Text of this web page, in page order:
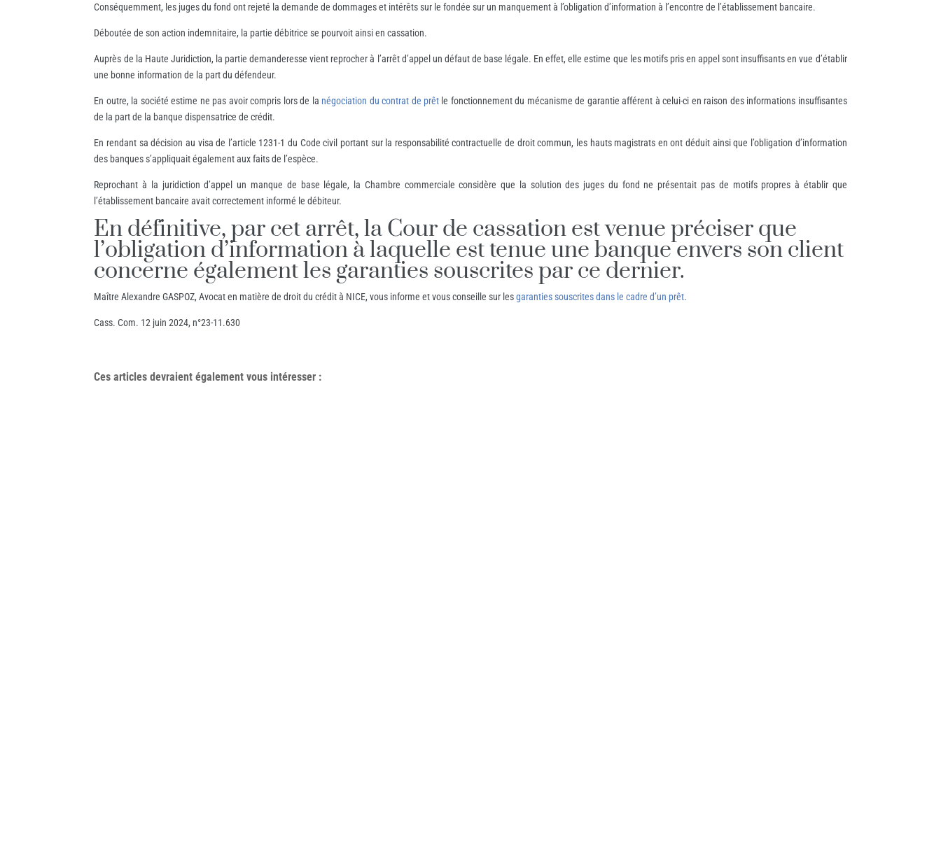
Conséquemment, les juges du fond ont rejeté la demande de dommages et intérêts sur le fondée sur un manquement à l’obligation d’information à l’encontre de l’établissement bancaire.
Déboutée de son action indemnitaire, la partie débitrice se pourvoit ainsi en cassation.
Auprès de la Haute Juridiction, la partie demanderesse vient reprocher à l’arrêt d’appel un défaut de base légale. En effet, elle estime que les motifs pris en appel sont insuffisants en vue d’établir
une bonne information de la part du défendeur.
En outre, la société estime ne pas avoir compris lors de la négociation du contrat de prêt le fonctionnement du mécanisme de garantie afférent à celui-ci en raison des informations insuffisantes
de la part de la banque dispensatrice de crédit.
En rendant sa décision au visa de l’article 1231-1 du Code civil portant sur la responsabilité contractuelle de droit commun, les hauts magistrats en ont déduit ainsi que l’obligation d’information
des banques s’appliquait également aux faits de l’espèce.
Reprochant à la juridiction d’appel un manque de base légale, la Chambre commerciale considère que la solution des juges du fond ne présentait pas de motifs propres à établir que
l’établissement bancaire avait correctement informé le débiteur.
En définitive, par cet arrêt, la Cour de cassation est venue préciser que
l’obligation d’information à laquelle est tenue une banque envers son client
concerne également les garanties souscrites par ce dernier.
Maître Alexandre GASPOZ, Avocat en matière de droit du crédit à NICE, vous informe et vous conseille sur lesgaranties souscrites dans le cadre d’un prêt.
Cass. Com. 12 juin 2024, n°23-11.630
Ces articles devraient également vous intéresser :